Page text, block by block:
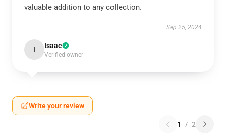
valuable addition to any collection.
Sep 25, 2024
I Isaac
Verified owner
Write your review
1 / 2